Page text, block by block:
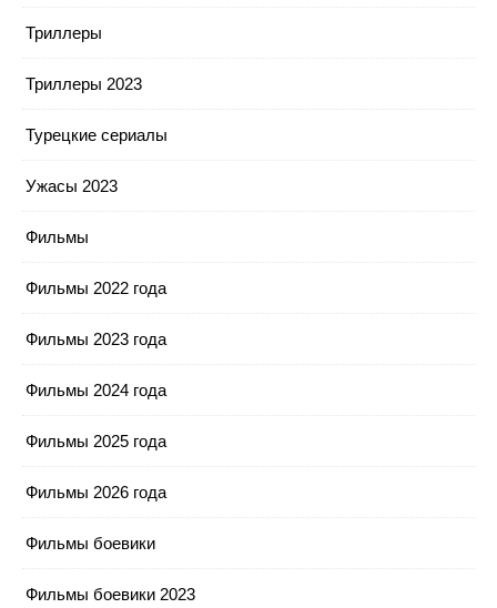
Триллеры
Триллеры 2023
Турецкие сериалы
Ужасы 2023
Фильмы
Фильмы 2022 года
Фильмы 2023 года
Фильмы 2024 года
Фильмы 2025 года
Фильмы 2026 года
Фильмы боевики
Фильмы боевики 2023